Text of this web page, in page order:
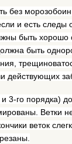
без
и есть следы
быть хорошо
быть
действующих
и 3-го порядка)
Ветки
веток